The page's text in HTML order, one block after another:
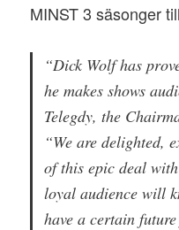
MINST 3 säsonger
“Dick Wolf has
he makes shows
Telegdy, the
“We are delighted,
of this epic deal
loyal audience will
have a certain